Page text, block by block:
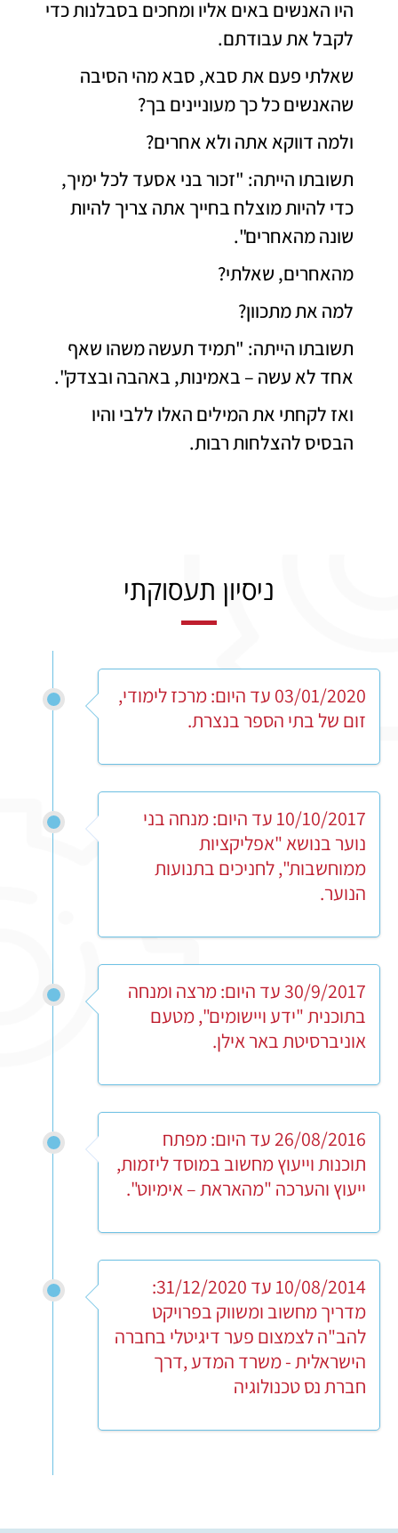
היו האנשים באים אליו ומחכים בסבלנות כדי
לקבל את עבודתם.
שאלתי פעם את סבא, סבא מהי הסיבה
שהאנשים כל כך מעוניינים בך?
ולמה דווקא אתה ולא אחרים?
תשובתו הייתה: "זכור בני אסעד לכל ימיך,
כדי להיות מוצלח בחייך אתה צריך להיות
שונה מהאחרים".
מהאחרים, שאלתי?
למה את מתכוון?
תשובתו הייתה: "תמיד תעשה משהו שאף
אחד לא עשה – באמינות, באהבה ובצדק".
ואז לקחתי את המילים האלו ללבי והיו
הבסיס להצלחות רבות.
ניסיון תעסוקתי
03/01/2020 עד היום: מרכז לימודי,
זום של בתי הספר בנצרת.
10/10/2017 עד היום: מנחה בני
נוער בנושא "אפליקציות
ממוחשבות", לחניכים בתנועות
הנוער.
30/9/2017 עד היום: מרצה ומנחה
בתוכנית "ידע ויישומים", מטעם
אוניברסיטת באר אילן.
26/08/2016 עד היום: מפתח
תוכנות וייעוץ מחשוב במוסד ליזמות,
ייעוץ והערכה "מהאראת – אימיוט".
10/08/2014 עד 31/12/2020:
מדריך מחשוב ומשווק בפרויקט
להב"ה לצמצום פער דיגיטלי בחברה
הישראלית - משרד המדע ,דרך
חברת נס טכנולוגיה